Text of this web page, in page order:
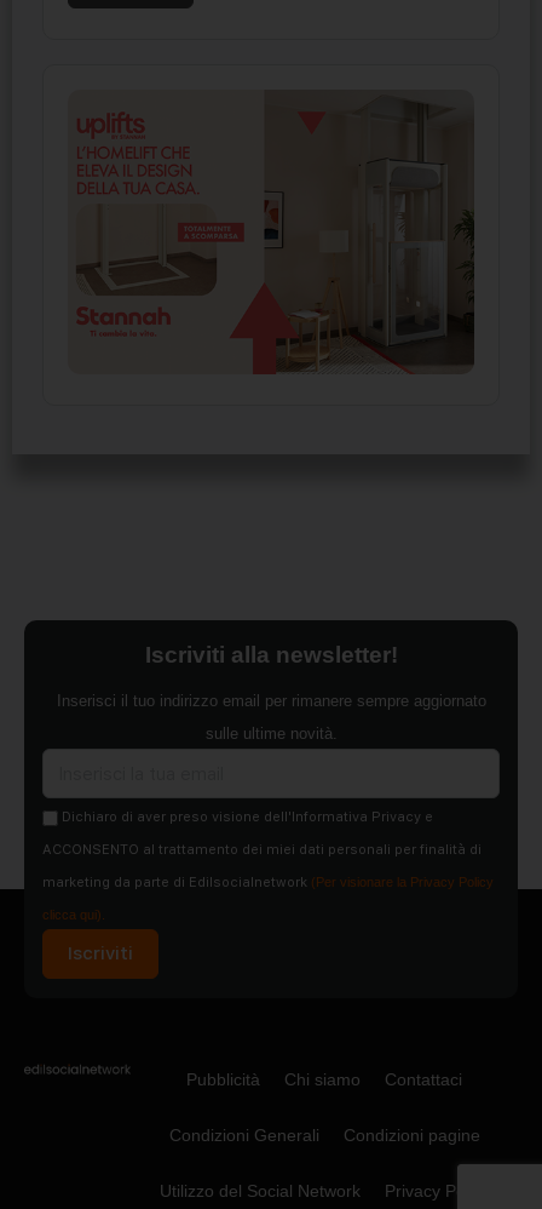
Iscriviti alla newsletter!
Inserisci il tuo indirizzo email per rimanere sempre aggiornato
sulle ultime novità.
Dichiaro di aver preso visione dell'Informativa Privacy e
ACCONSENTO al trattamento dei miei dati personali per finalità di
marketing da parte di Edilsocialnetwork (Per visionare la Privacy Policy
clicca qui).
Iscriviti
Pubblicità Chi siamo Contattaci
Condizioni Generali Condizioni pagine
Utilizzo del Social Network Privacy Policy